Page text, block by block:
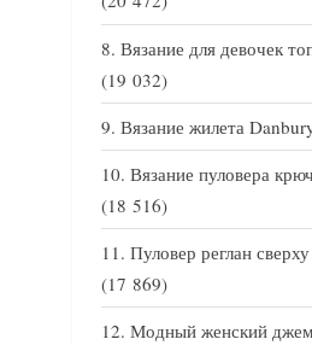
Вязание для девочек
(19 032)
Вязание жилета
Вязание пуловера
(18 516)
Пуловер реглан
(17 869)
Модный женский